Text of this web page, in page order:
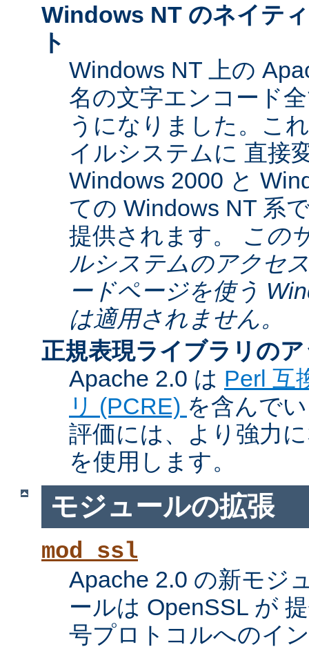
Windows NT のネイテ
ト
Windows NT 上の
名の文字エンコード
うになりました。こ
イルシステムに 直接
Windows 2000 と
ての Windows NT 系
提供されます。
この
ルシステムのアクセ
ードページを使う
は適用されません。
正規表現ライブラリの
Apache 2.0 は Perl 互
リ (PCRE) を含んで
評価には、より強力
を使用します。
モジュールの拡張
mod_ssl
Apache 2.0 の新モジ
ールは OpenSSL が
号プロトコルへのイ